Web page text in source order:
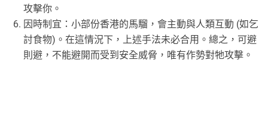
攻擊你。
因時制宜：小部份香港的馬騮，會主動與人類互動 (如乞
討食物)。在這情況下，上述手法未必合用。總之，可避
則避，不能避開而受到安全威脅，唯有作勢對牠攻擊。